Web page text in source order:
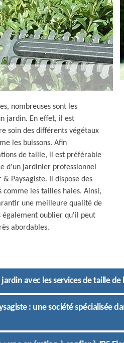
nombreuses sont les
jardin. En effet, il est
soin des différents végétaux
les buissons. Afin
de taille, il est préférable
d'un jardinier professionnel
& Paysagiste. Il dispose des
les tailles haies. Ainsi,
une meilleure qualité de
également oublier qu'il peut
abordables.
avec les services de taille de
: une société spécialisée